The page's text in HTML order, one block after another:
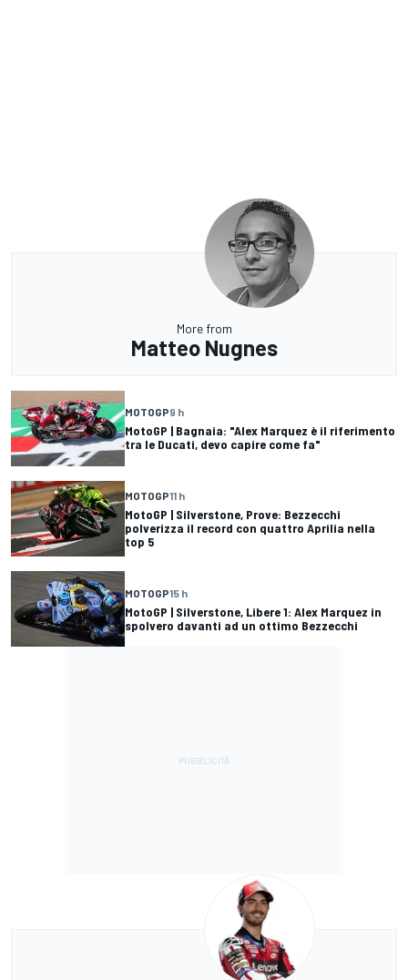
More from
Matteo Nugnes
MOTOGP9 h
MotoGP | Bagnaia: "Alex Marquez è il riferimento
tra le Ducati, devo capire come fa"
MOTOGP11 h
MotoGP | Silverstone, Prove: Bezzecchi
polverizza il record con quattro Aprilia nella
top 5
MOTOGP15 h
MotoGP | Silverstone, Libere 1: Alex Marquez in
spolvero davanti ad un ottimo Bezzecchi